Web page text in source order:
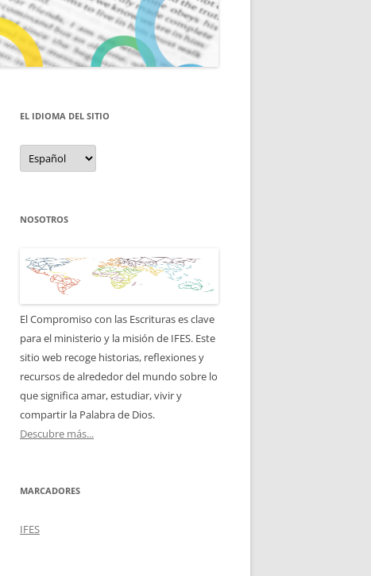
EL IDIOMA DEL SITIO
el
idioma
del
NOSOTROS
El Compromiso con las Escrituras es clave
para el ministerio y la misión de IFES. Este
sitio web recoge historias, reflexiones y
recursos de alrededor del mundo sobre lo
que significa amar, estudiar, vivir y
compartir la Palabra de Dios.
Descubre más...
MARCADORES
IFES